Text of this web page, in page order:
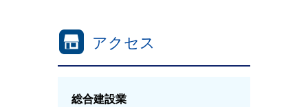
アクセス
総合建設業